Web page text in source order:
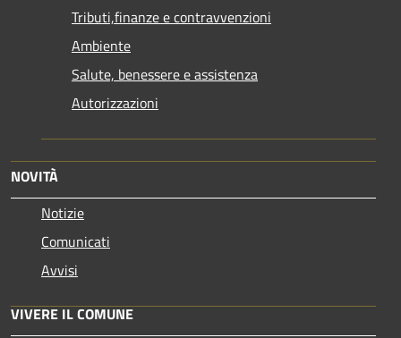
Tributi,finanze e contravvenzioni
Ambiente
Salute, benessere e assistenza
Autorizzazioni
NOVITÀ
Notizie
Comunicati
Avvisi
VIVERE IL COMUNE